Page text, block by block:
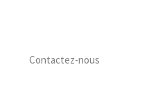
Contactez-nous